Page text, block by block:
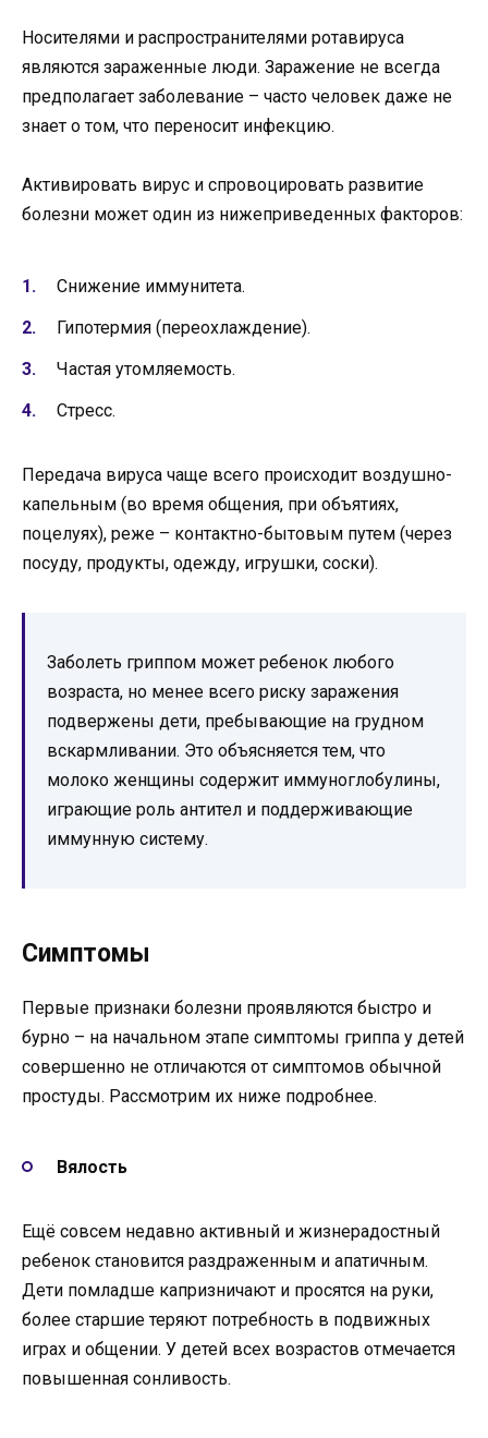
Носителями и распространителями ротавируса
являются зараженные люди. Заражение не всегда
предполагает заболевание – часто человек даже не
знает о том, что переносит инфекцию.
Активировать вирус и спровоцировать развитие
болезни может один из нижеприведенных факторов:
Снижение иммунитета.
Гипотермия (переохлаждение).
Частая утомляемость.
Стресс.
Передача вируса чаще всего происходит воздушно-
капельным (во время общения, при объятиях,
поцелуях), реже – контактно-бытовым путем (через
посуду, продукты, одежду, игрушки, соски).
Заболеть гриппом может ребенок любого
возраста, но менее всего риску заражения
подвержены дети, пребывающие на грудном
вскармливании. Это объясняется тем, что
молоко женщины содержит иммуноглобулины,
играющие роль антител и поддерживающие
иммунную систему.
Симптомы
Первые признаки болезни проявляются быстро и
бурно – на начальном этапе симптомы гриппа у детей
совершенно не отличаются от симптомов обычной
простуды. Рассмотрим их ниже подробнее.
Вялость
Ещё совсем недавно активный и жизнерадостный
ребенок становится раздраженным и апатичным.
Дети помладше капризничают и просятся на руки,
более старшие теряют потребность в подвижных
играх и общении. У детей всех возрастов отмечается
повышенная сонливость.